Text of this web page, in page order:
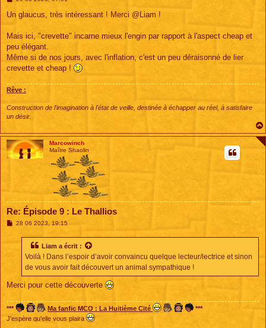
s
g
Un glaucus, très intéressant ! Merci @Liam !
Mais ici, "crevette" incarne mieux l'engin par rapport à l'aspect cheap et
peu élégant.
Même si de nos jours, avec l'inflation, c'est un peu déraisonné de lier
crevette et cheap !
Rêve :
Construction de l'imagination à l'état de veille, destinée à échapper au réel, à satisfaire
un désir.
Marcowinch
Maître Shaolin
Re: Épisode 9 : Le Thallios
M28 06 2023, 19:15
Liam a écrit :
Voilà ! Dans l’espoir d’avoir convaincu quelque lecteur/lectrice et sinon
de vous avoir fait découvert un animal sympathique !
Merci pour cette découverte
*** Ma fanfic MCO : La Huitième Cité
***
J'espère qu'elle vous plaira